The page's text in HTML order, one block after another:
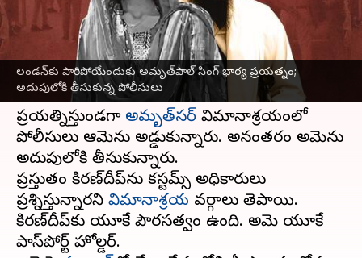
లండన్‌కు పారిపోయేందుకు అమృత్‌పాల్ సింగ్ భార్య ప్రయత్నం;
అదుపులోకి తీసుకున్న పోలీసులు
ఈ వార్తాకథనం ఏంటి
ఖలిస్థానీనాయకుడు అమృత్‌పాల్ సింగ్ భార్య
కిరణ్‌దీప్ కౌర్ గురువారం లండన్‌కు పారిపోవడానికి
ప్రయత్నిస్తుండగా అమృత్‌సర్ విమానాశ్రయంలో
పోలీసులు ఆమెను అడ్డుకున్నారు. అనంతరం అమెను
అదుపులోకి తీసుకున్నారు.
ప్రస్తుతం కిరణ్‌దీప్‌ను కస్టమ్స్ అధికారులు
ప్రశ్నిస్తున్నారని విమానాశ్రయ వర్గాలు తెలిపాయి.
కిరణ్‌దీప్‌కు యూకే పౌరసత్వం ఉంది. అమె యూకే
పాస్‌పోర్ట్ హోల్డర్.